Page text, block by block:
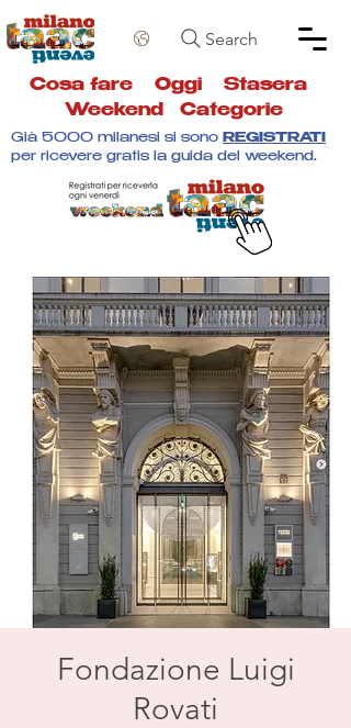
Search
Cosa fare Oggi Stasera
Weekend
Categorie
Già 5000 milanesi si sono REGISTRATI
per ricevere gratis la guida del weekend.
Fondazione Luigi
Rovati